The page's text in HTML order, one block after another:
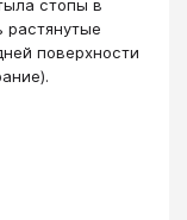
стопы в
растянутые
поверхности